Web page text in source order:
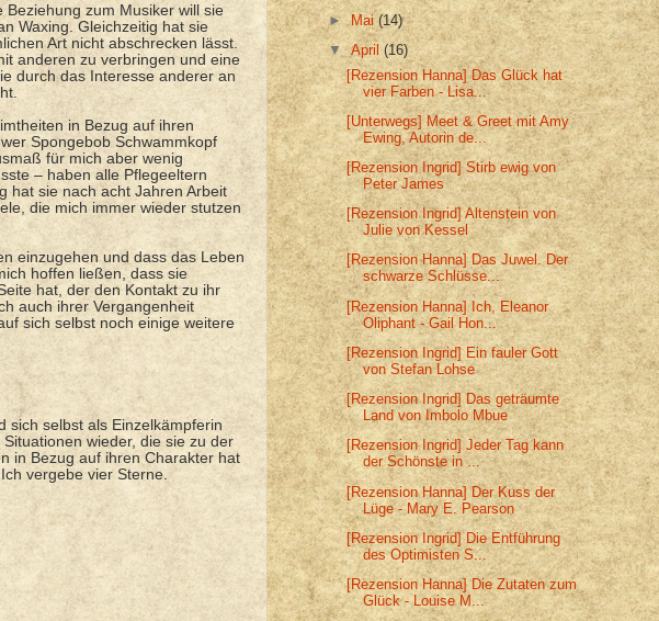
zum Musiker will sie
Waxing. Gleichzeitig hat sie
Art nicht abschrecken lässt.
anderen zu verbringen und eine
durch das Interesse anderer an
in Bezug auf ihren
Spongebob Schwammkopf
für mich aber wenig
– haben alle Pflegeeltern
hat sie nach acht Jahren Arbeit
die mich immer wieder stutzen
einzugehen und dass das Leben
hoffen ließen, dass sie
hat, der den Kontakt zu ihr
auch ihrer Vergangenheit
sich selbst noch einige weitere
sich selbst als Einzelkämpferin
wieder, die sie zu der
in Bezug auf ihren Charakter hat
vergebe vier Sterne.
►Mai(14)
▼April(16)
[Rezension Hanna] Das Glück hat
vier Farben - Lisa...
[Unterwegs] Meet & Greet mit Amy
Ewing, Autorin de...
[Rezension Ingrid] Stirb ewig von
Peter James
[Rezension Ingrid] Altenstein von
Julie von Kessel
[Rezension Hanna] Das Juwel. Der
schwarze Schlüsse...
[Rezension Hanna] Ich, Eleanor
Oliphant - Gail Hon...
[Rezension Ingrid] Ein fauler Gott
von Stefan Lohse
[Rezension Ingrid] Das geträumte
Land von Imbolo Mbue
[Rezension Ingrid] Jeder Tag kann
der Schönste in ...
[Rezension Hanna] Der Kuss der
Lüge - Mary E. Pearson
[Rezension Ingrid] Die Entführung
des Optimisten S...
[Rezension Hanna] Die Zutaten zum
Glück - Louise M...